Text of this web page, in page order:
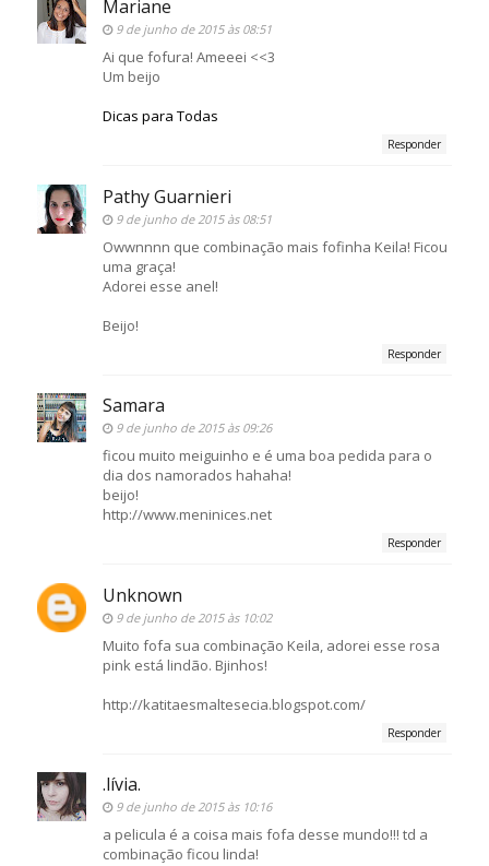
Mariane
9 de junho de 2015 às 08:51
Ai que fofura! Ameeei <<3
Um beijo
Dicas para Todas
Responder
Pathy Guarnieri
9 de junho de 2015 às 08:51
Owwnnnn que combinação mais fofinha Keila! Ficou
uma graça!
Adorei esse anel!
Beijo!
Responder
Samara
9 de junho de 2015 às 09:26
ficou muito meiguinho e é uma boa pedida para o
dia dos namorados hahaha!
beijo!
http://www.meninices.net
Responder
Unknown
9 de junho de 2015 às 10:02
Muito fofa sua combinação Keila, adorei esse rosa
pink está lindão. Bjinhos!
http://katitaesmaltesecia.blogspot.com/
Responder
.lívia.
9 de junho de 2015 às 10:16
a pelicula é a coisa mais fofa desse mundo!!! td a
combinação ficou linda!